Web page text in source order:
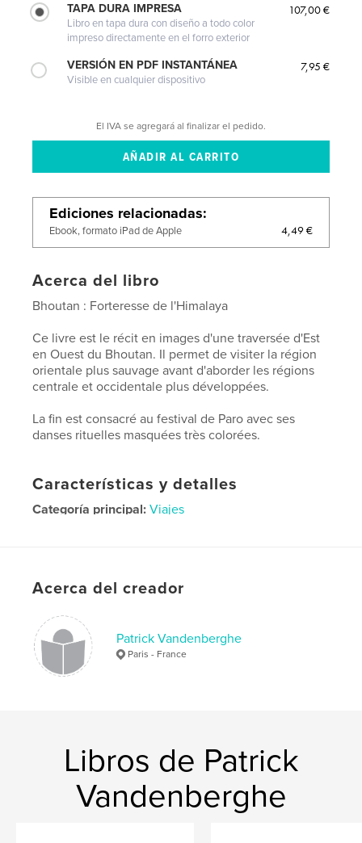
TAPA DURA IMPRESA
Libro en tapa dura con diseño a todo color
impreso directamente en el forro exterior
107,00 €
VERSIÓN EN PDF INSTANTÁNEA
Visible en cualquier dispositivo
7,95 €
El IVA se agregará al finalizar el pedido.
Ediciones relacionadas
Ebook, formato iPad de Apple 4,49 €
Acerca del libro
Bhoutan : Forteresse de l'Himalaya
Ce livre est le récit en images d'une traversée d'Est
en Ouest du Bhoutan. Il permet de visiter la région
orientale plus sauvage avant d'aborder les régions
centrale et occidentale plus développées.
La fin est consacré au festival de Paro avec ses
danses rituelles masquées très colorées.
Características y detalles
Categoría principal: Viajes
Acerca del creador
Patrick Vandenberghe
Paris - France
Libros de Patrick
Vandenberghe